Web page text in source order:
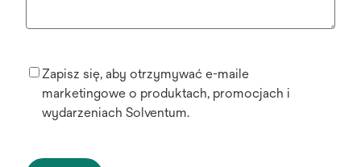
Zapisz się, aby otrzymywać e-maile
marketingowe o produktach, promocjach i
wydarzeniach Solventum.